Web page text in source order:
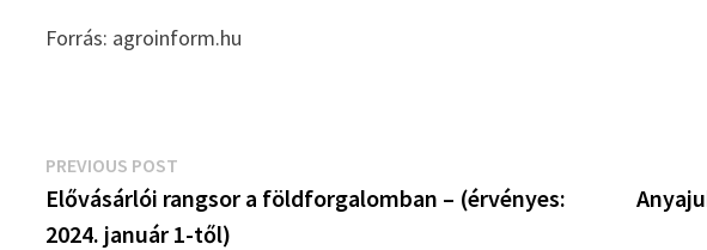
Forrás: agroinform.hu
Bejegyzés
navigáció
PREVIOUS POST
post:
Elővásárlói rangsor a földforgalomban – (érvényes:
2024. január 1-től)